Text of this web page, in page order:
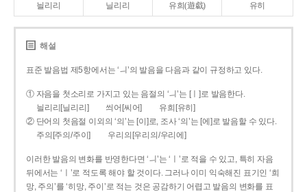
늴리리 닐리리 유희(遊戱) 유히
해설
표준 발음법 제5항에서는 ‘ㅢ’의 발음을 다음과 같이 규정하고 있다.
① 자음을 첫소리로 가지고 있는 음절의 ‘ㅢ’는 [ㅣ]로 발음한다.
늴리리[닐리리]
씌어[씨어]
유희[유히]
② 단어의 첫음절 이외의 ‘의’는 [이]로, 조사 ‘의’는 [에]로 발음할 수 있다.
주의[주의/주이]
우리의[우리의/우리에]
이러한 발음의 변화를 반영한다면 ‘ㅢ’는 ‘ㅣ’로 적을 수 있고, 특히 자음
뒤에서는 ‘ㅣ’로 적도록 해야 할 것이다. 그러나 이미 익숙해진 표기인 ‘희
망, 주의’를 ‘히망, 주이’로 적는 것은 공감하기 어렵고 발음의 변화를 표